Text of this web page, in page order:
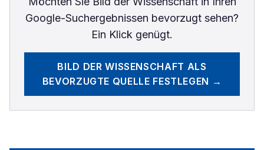
Google-Suchergebnissen bevorzugt sehen?
Ein Klick genügt.
BILD DER WISSENSCHAFT ALS
BEVORZUGTE QUELLE FESTLEGEN →